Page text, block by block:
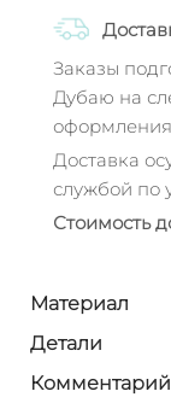
Заказы
Дубаю на
Доставка
службой по
Стоимость
Материал
Детали
Комментарий